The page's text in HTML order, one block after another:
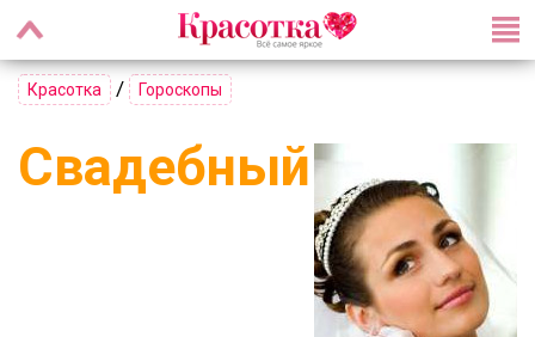
Красотка / Гороскопы
Свадебный